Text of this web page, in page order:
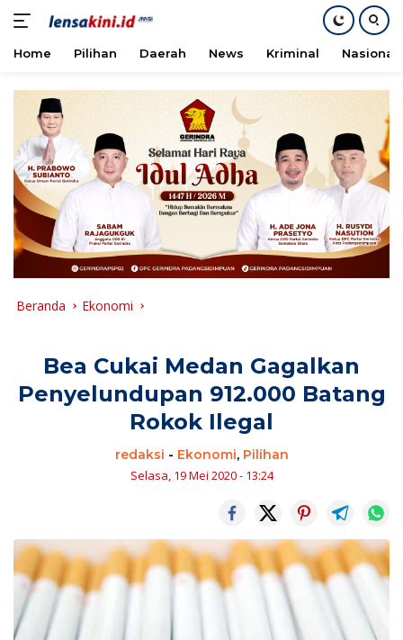
konten
Home Pilihan Daerah News Kriminal Nasional
Beranda Ekonomi
Bea Cukai Medan Gagalkan
Penyelundupan 912.000 Batang
Rokok Ilegal
redaksi - Ekonomi, Pilihan
Selasa, 19 Mei 2020 - 13:24